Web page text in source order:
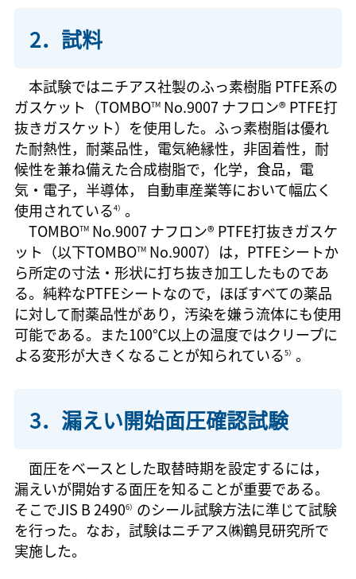
2．試料
本試験ではニチアス社製のふっ素樹脂 PTFE系の
ガスケット（TOMBOTMNo.9007 ナフロン® PTFE打
抜きガスケット）を使用した。ふっ素樹脂は優れ
た耐熱性，耐薬品性，電気絶縁性，非固着性，耐
候性を兼ね備えた合成樹脂で，化学，食品，電
気・電子，半導体， 自動車産業等において幅広く
使用されている4） 。
TOMBOTMNo.9007 ナフロン® PTFE打抜きガスケ
ット（以下TOMBOTMNo.9007）は，PTFEシートか
ら所定の寸法・形状に打ち抜き加工したものであ
る。純粋なPTFEシートなので，ほぼすべての薬品
に対して耐薬品性があり，汚染を嫌う流体にも使用
可能である。また100℃以上の温度ではクリープに
よる変形が大きくなることが知られている5） 。
3．漏えい開始面圧確認試験
面圧をベースとした取替時期を設定するには，
漏えいが開始する面圧を知ることが重要である。
そこでJIS B 24906） のシール試験方法に準じて試験
を行った。なお，試験はニチアス㈱鶴見研究所で
実施した。